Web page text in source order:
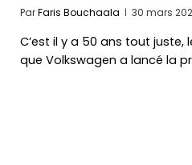
ParFaris Bouchaala 30 mars
C’est il y a 50 ans tout juste,
que Volkswagen a lancé la